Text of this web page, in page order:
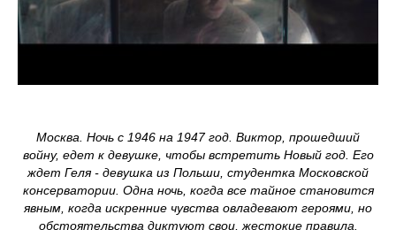
Москва. Ночь с 1946 на 1947 год. Виктор, прошедший
войну, едет к девушке, чтобы встретить Новый год. Его
ждет Геля - девушка из Польши, студентка Московской
консерватории. Одна ночь, когда все тайное становится
явным, когда искренние чувства овладевают героями, но
обстоятельства диктуют свои, жестокие правила.